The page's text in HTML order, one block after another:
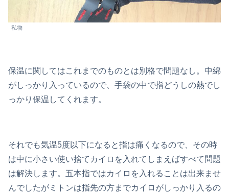
私物
保温に関してはこれまでのものとは別格で問題なし。中綿
がしっかり入っているので、手袋の中で指どうしの熱でし
っかり保温してくれます。
それでも気温5度以下になると指は痛くなるので、その時
は中に小さい使い捨てカイロを入れてしまえばすべて問題
は解決します。五本指ではカイロを入れることは出来ませ
んでしたがミトンは指先の方までカイロがしっかり入るの